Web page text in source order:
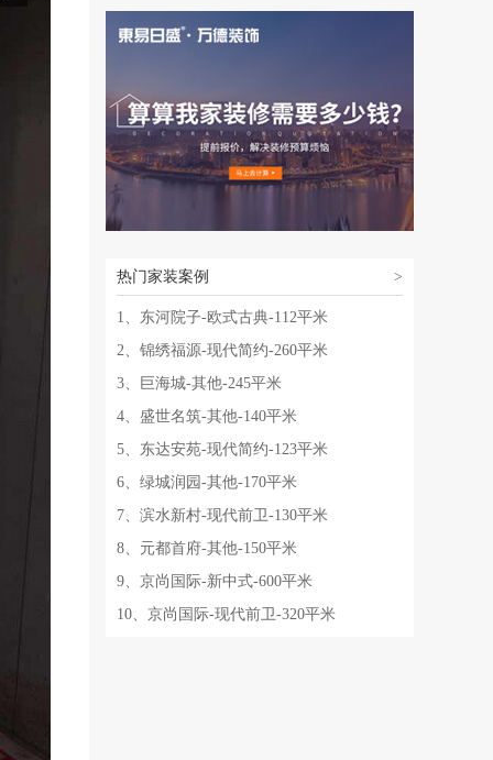
热门家装案例 >
1、东河院子-欧式古典-112平米
2、锦绣福源-现代简约-260平米
3、巨海城-其他-245平米
4、盛世名筑-其他-140平米
5、东达安苑-现代简约-123平米
6、绿城润园-其他-170平米
7、滨水新村-现代前卫-130平米
8、元都首府-其他-150平米
9、京尚国际-新中式-600平米
10、京尚国际-现代前卫-320平米